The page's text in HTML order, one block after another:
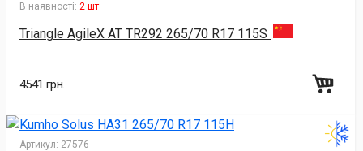
В наявності: 2 шт
Triangle AgileX AT TR292 265/70 R17 115S
4541 грн.
Артикул: 27576